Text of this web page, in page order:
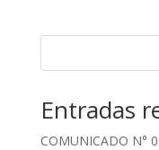
Entradas
COMUNICADO N°